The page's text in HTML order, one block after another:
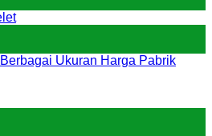
Ukuran Harga Pabrik